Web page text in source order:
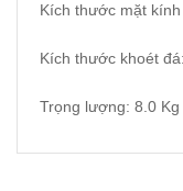
Kích thước mặt
Kích thước khoét
Trọng lượng: 8.0 Kg